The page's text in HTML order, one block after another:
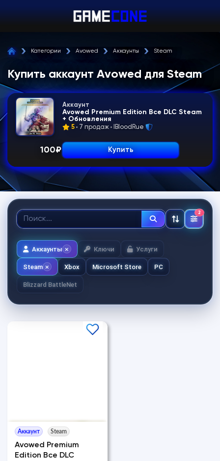
Категории Avowed Аккаунты Steam
Купить аккаунт Avowed для Steam
Аккаунт
Avowed Premium Edition Все DLC Steam
+ Обновления
5 7 продаж IBloodRue
100₽ Купить
2
Аккаунты Ключи Услуги
Steam Xbox Microsoft Store PC
Blizzard BattleNet
Аккаунт Steam
Avowed Premium
Edition Все DLC